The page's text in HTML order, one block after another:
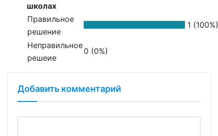
школах
Правильное
решение
1 (100%)
Неправильное
решеие
0 (0%)
Добавить комментарий